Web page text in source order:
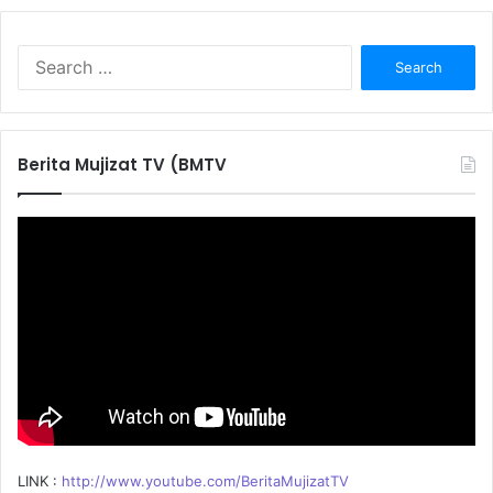
f
o
Berita Mujizat TV (BMTV
LINK : http://www.youtube.com/BeritaMujizatTV